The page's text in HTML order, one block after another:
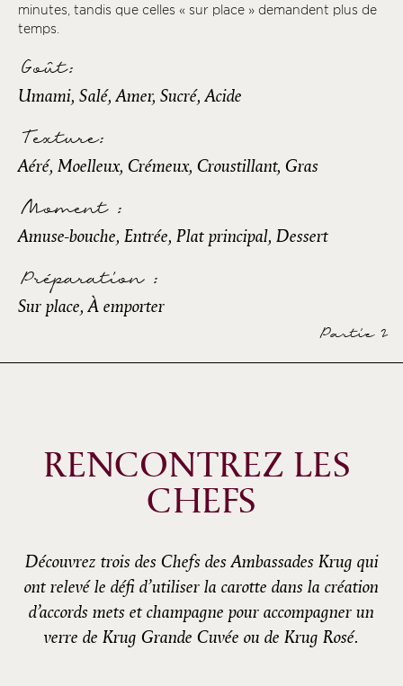
minutes, tandis que celles « sur place » demandent plus de
temps.
Goût:
Umami, Salé, Amer, Sucré, Acide
Texture:
Aéré, Moelleux, Crémeux, Croustillant, Gras
Moment :
Amuse-bouche, Entrée, Plat principal, Dessert
Préparation :
Sur place, À emporter
Partie 2
RENCONTREZ LES
CHEFS
Découvrez trois des Chefs des Ambassades Krug qui
ont relevé le défi d’utiliser la carotte dans la création
d’accords mets et champagne pour accompagner un
verre de Krug Grande Cuvée ou de Krug Rosé.